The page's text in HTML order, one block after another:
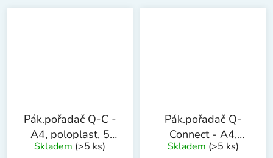
Pák.pořadač Q-C -
A4, poloplast, 5
cm, červený
Skladem (>5 ks)
Pák.pořadač Q-
Connect - A4,
poloplast, 5
Skladem (>5 ks)